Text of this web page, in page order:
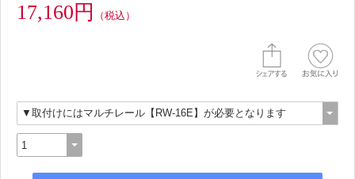
17,160円 （税込）